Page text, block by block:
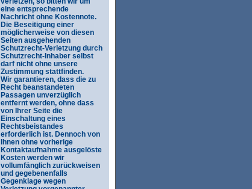
eine entsprechende
Nachricht ohne Kostennote.
Die Beseitigung einer
möglicherweise von diesen
Seiten ausgehenden
Schutzrecht-Verletzung durch
Schutzrecht-Inhaber selbst
darf nicht ohne unsere
Zustimmung stattfinden.
Wir garantieren, dass die zu
Recht beanstandeten
Passagen unverzüglich
entfernt werden, ohne dass
von Ihrer Seite die
Einschaltung eines
Rechtsbeistandes
erforderlich ist. Dennoch von
Ihnen ohne vorherige
Kontaktaufnahme ausgelöste
Kosten werden wir
vollumfänglich zurückweisen
und gegebenenfalls
Gegenklage wegen